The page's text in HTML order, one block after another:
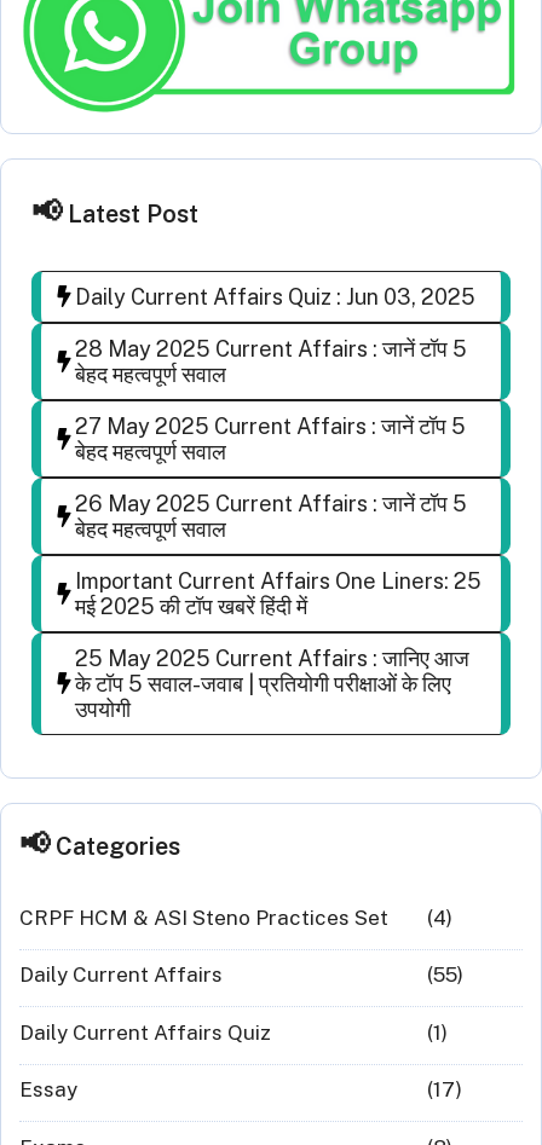
Latest Post
Daily Current Affairs Quiz : Jun 03, 2025
28 May 2025 Current Affairs : जानें टॉप 5
बेहद महत्वपूर्ण सवाल
27 May 2025 Current Affairs : जानें टॉप 5
बेहद महत्वपूर्ण सवाल
26 May 2025 Current Affairs : जानें टॉप 5
बेहद महत्वपूर्ण सवाल
Important Current Affairs One Liners: 25
मई 2025 की टॉप खबरें हिंदी में
25 May 2025 Current Affairs : जानिए आज
के टॉप 5 सवाल-जवाब | प्रतियोगी परीक्षाओं के लिए
उपयोगी
Categories
CRPF HCM & ASI Steno Practices Set (4)
Daily Current Affairs (55)
Daily Current Affairs Quiz (1)
Essay (17)